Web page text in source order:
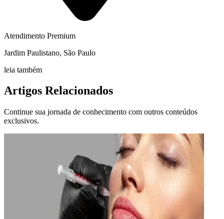
Atendimento Premium
Jardim Paulistano, São Paulo
leia também
Artigos Relacionados
Continue sua jornada de conhecimento com outros conteúdos
exclusivos.